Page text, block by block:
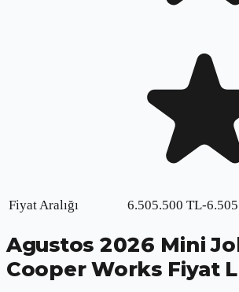
Fiyat Aralığı 6.505.500 TL-
Agustos 2026 Mini
Cooper Works Fiyat